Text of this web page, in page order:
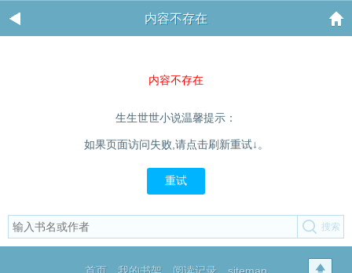
内容不存在
内容不存在
生生世世小说温馨提示：
如果页面访问失败,请点击刷新重试↓。
重试